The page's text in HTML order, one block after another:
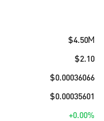
$4.50M
$2.10
$0.00036066
$0.00035601
+0.00%